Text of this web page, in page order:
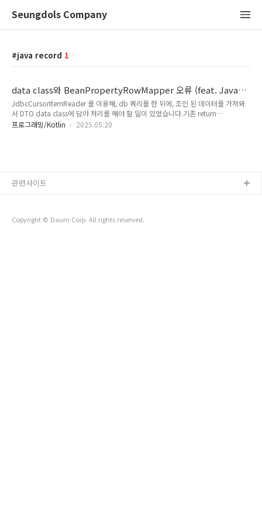
Seungdols Company
java record 1
data class와 BeanPropertyRowMapper 오류 (feat. Java
Records)
JdbcCursorItemReader 를 이용해, db 쿼리를 한 뒤에, 조인 된 데이터를 가져와
서 DTO data class에 담아 처리를 해야 할 일이 있었습니다.기존 return
JdbcCursorItemReaderBuilder() .name("xxxStepItemReader")
프로그래밍/Kotlin 2025.05.20
Copyright © Daum Corp. All rights reserved.
관련사이트